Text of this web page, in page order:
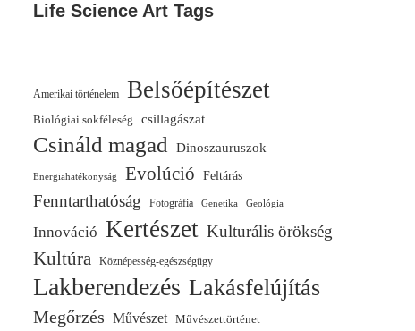
Life Science Art Tags
Amerikai történelem Belsőépítészet
Biológiai sokféleség csillagászat
Csináld magad Dinoszauruszok
Energiahatékonyság Evolúció Feltárás
Fenntarthatóság Fotográfia Genetika Geológia
Innováció Kertészet Kulturális örökség
Kultúra Köznépesség-egészségügy
Lakberendezés Lakásfelújítás
Megőrzés Művészet Művészettörténet